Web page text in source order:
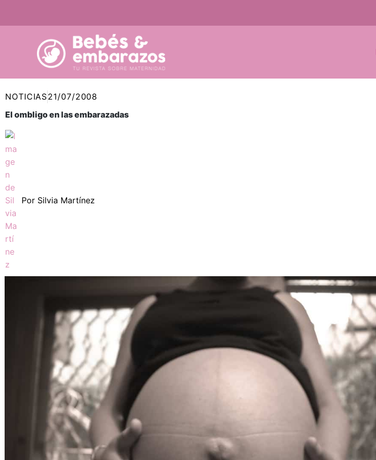
NOTICIAS21/07/2008
El ombligo en las embarazadas
Por Silvia Martínez